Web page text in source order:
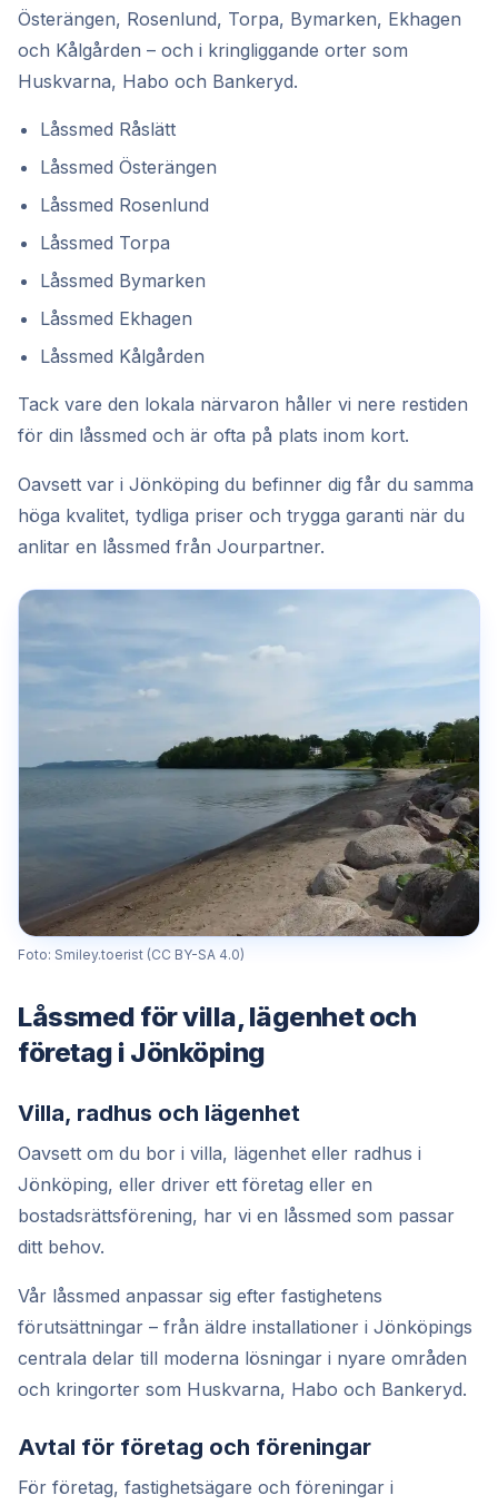
Österängen, Rosenlund, Torpa, Bymarken, Ekhagen
och Kålgården – och i kringliggande orter som
Huskvarna, Habo och Bankeryd.
Låssmed Råslätt
Låssmed Österängen
Låssmed Rosenlund
Låssmed Torpa
Låssmed Bymarken
Låssmed Ekhagen
Låssmed Kålgården
Tack vare den lokala närvaron håller vi nere restiden
för din låssmed och är ofta på plats inom kort.
Oavsett var i Jönköping du befinner dig får du samma
höga kvalitet, tydliga priser och trygga garanti när du
anlitar en låssmed från Jourpartner.
Foto: Smiley.toerist (CC BY-SA 4.0)
Låssmed för villa, lägenhet och
företag i Jönköping
Villa, radhus och lägenhet
Oavsett om du bor i villa, lägenhet eller radhus i
Jönköping, eller driver ett företag eller en
bostadsrättsförening, har vi en låssmed som passar
ditt behov.
Vår låssmed anpassar sig efter fastighetens
förutsättningar – från äldre installationer i Jönköpings
centrala delar till moderna lösningar i nyare områden
och kringorter som Huskvarna, Habo och Bankeryd.
Avtal för företag och föreningar
För företag, fastighetsägare och föreningar i